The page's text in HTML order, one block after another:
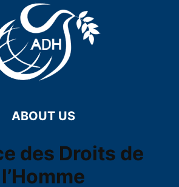
ABOUT US
des Droits de
l’Homme